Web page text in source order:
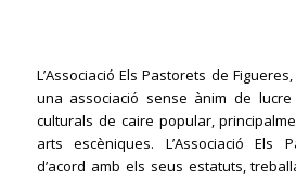
L’Associació Els Pastorets de
una associació sense ànim de
culturals de caire popular,
arts escèniques. L’Associació Els
d’acord amb els seus estatuts,